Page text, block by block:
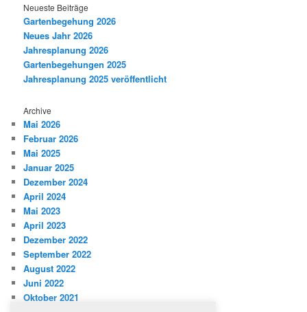
Neueste Beiträge
Gartenbegehung 2026
Neues Jahr 2026
Jahresplanung 2026
Gartenbegehungen 2025
Jahresplanung 2025 veröffentlicht
Archive
Mai 2026
Februar 2026
Mai 2025
Januar 2025
Dezember 2024
April 2024
Mai 2023
April 2023
Dezember 2022
September 2022
August 2022
Juni 2022
Oktober 2021